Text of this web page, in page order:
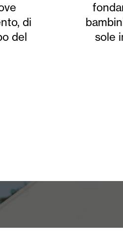
di
del
sole